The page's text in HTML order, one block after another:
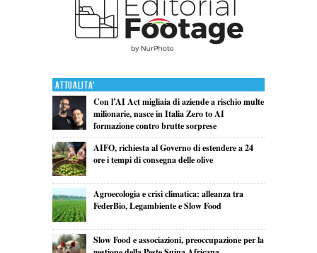
Attualita'
Con l’AI Act migliaia di aziende a rischio multe
milionarie, nasce in Italia Zero to AI
formazione contro brutte sorprese
AIFO, richiesta al Governo di estendere a 24
ore i tempi di consegna delle olive
Agroecologia e crisi climatica: alleanza tra
FederBio, Legambiente e Slow Food
Slow Food e associazioni, preoccupazione per la